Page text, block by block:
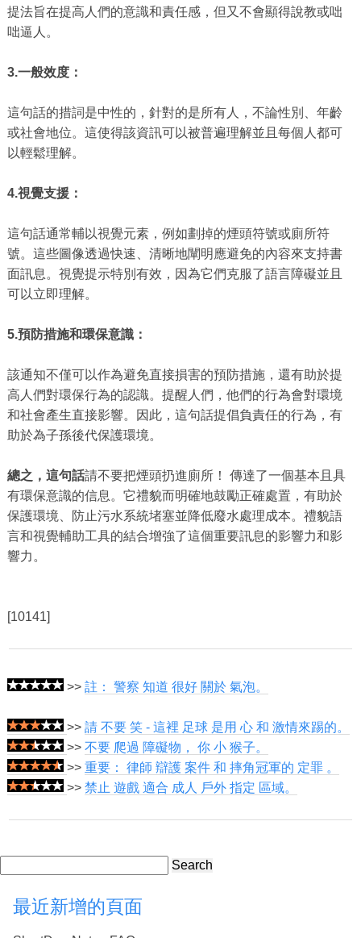
提法旨在提高人們的意識和責任感，但又不會顯得說教或咄
咄逼人。
3.一般效度：
這句話的措詞是中性的，針對的是所有人，不論性別、年齡
或社會地位。這使得該資訊可以被普遍理解並且每個人都可
以輕鬆理解。
4.視覺支援：
這句話通常輔以視覺元素，例如劃掉的煙頭符號或廁所符
號。這些圖像透過快速、清晰地闡明應避免的內容來支持書
面訊息。視覺提示特別有效，因為它們克服了語言障礙並且
可以立即理解。
5.預防措施和環保意識：
該通知不僅可以作為避免直接損害的預防措施，還有助於提
高人們對環保行為的認識。提醒人們，他們的行為會對環境
和社會產生直接影響。因此，這句話提倡負責任的行為，有
助於為子孫後代保護環境。
總之，這句話請不要把煙頭扔進廁所！ 傳達了一個基本且具
有環保意識的信息。它禮貌而明確地鼓勵正確處置，有助於
保護環境、防止污水系統堵塞並降低廢水處理成本。禮貌語
言和視覺輔助工具的結合增強了這個重要訊息的影響力和影
響力。
[10141]
>> 註： 警察 知道 很好 關於 氣泡。
>> 請 不要 笑 - 這裡 足球 是用 心 和 激情來踢的。
>> 不要 爬過 障礙物， 你 小 猴子。
>> 重要： 律師 辯護 案件 和 摔角冠軍的 定罪 。
>> 禁止 遊戲 適合 成人 戶外 指定 區域。
Search
最近新增的頁面